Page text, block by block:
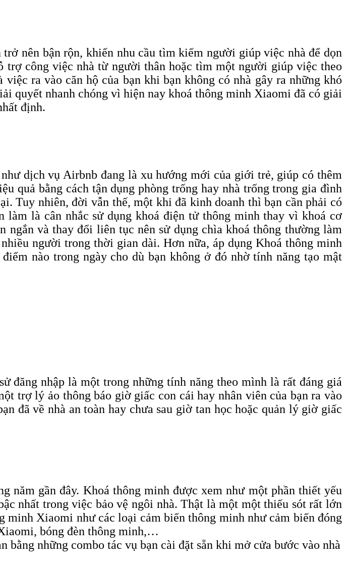
nên bận rộn, khiến nhu cầu tìm kiếm người giúp việc nhà để dọn
công việc nhà từ người thân hoặc tìm một người giúp việc theo
ra vào căn hộ của bạn khi bạn không có nhà gây ra những khó
quyết nhanh chóng vì hiện nay khoá thông minh Xiaomi đã có giải
định.
dịch vụ Airbnb đang là xu hướng mới của giới trẻ, giúp có thêm
quả bằng cách tận dụng phòng trống hay nhà trống trong gia đình
Tuy nhiên, đời vẫn thế, một khi đã kinh doanh thì bạn cần phải có
là cân nhắc sử dụng khoá điện tử thông minh thay vì khoá cơ
và thay đổi liên tục nên sử dụng chìa khoá thông thường làm
người trong thời gian dài. Hơn nữa, áp dụng Khoá thông minh
nào trong ngày cho dù bạn không ở đó nhờ tính năng tạo mật
đăng nhập là một trong những tính năng theo mình là rất đáng giá
trợ lý ảo thông báo giờ giấc con cái hay nhân viên của bạn ra vào
đã về nhà an toàn hay chưa sau giờ tan học hoặc quản lý giờ giấc
năm gần đây. Khoá thông minh được xem như một phần thiết yếu
nhất trong việc bảo vệ ngôi nhà. Thật là một một thiếu sót rất lớn
minh Xiaomi như các loại cảm biến thông minh như cảm biến đóng
bóng đèn thông minh,…
bằng những combo tác vụ bạn cài đặt sẵn khi mở cửa bước vào nhà